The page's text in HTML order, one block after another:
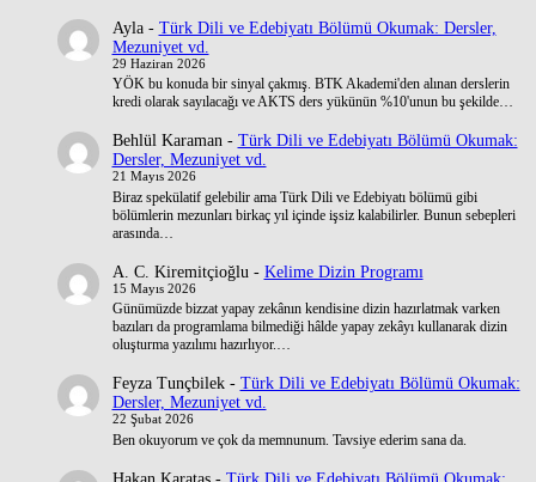
Ayla- Türk Dili ve Edebiyatı Bölümü Okumak: Dersler,
Mezuniyet vd.
29 Haziran 2026
YÖK bu konuda bir sinyal çakmış. BTK Akademi'den alınan derslerin
kredi olarak sayılacağı ve AKTS ders yükünün %10'unun bu şekilde…
Behlül Karaman- Türk Dili ve Edebiyatı Bölümü Okumak:
Dersler, Mezuniyet vd.
21 Mayıs 2026
Biraz spekülatif gelebilir ama Türk Dili ve Edebiyatı bölümü gibi
bölümlerin mezunları birkaç yıl içinde işsiz kalabilirler. Bunun sebepleri
arasında…
A. C. Kiremitçioğlu - Kelime Dizin Programı
15 Mayıs 2026
Günümüzde bizzat yapay zekânın kendisine dizin hazırlatmak varken
bazıları da programlama bilmediği hâlde yapay zekâyı kullanarak dizin
oluşturma yazılımı hazırlıyor.…
Feyza Tunçbilek- Türk Dili ve Edebiyatı Bölümü Okumak:
Dersler, Mezuniyet vd.
22 Şubat 2026
Ben okuyorum ve çok da memnunum. Tavsiye ederim sana da.